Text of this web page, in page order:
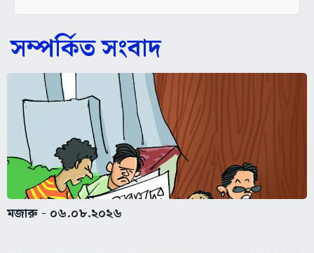
সম্পর্কিত সংবাদ
মজারু - ০৬.০৮.২০২৬